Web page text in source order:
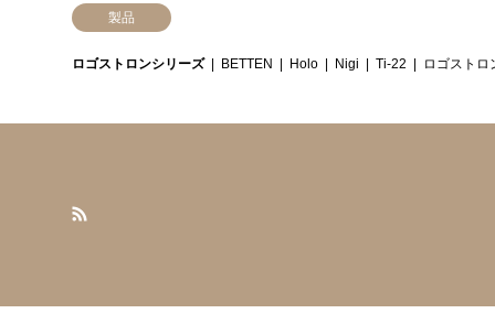
製品
ロゴストロンシリーズ BETTEN Holo Nigi Ti-22 ロゴストロ